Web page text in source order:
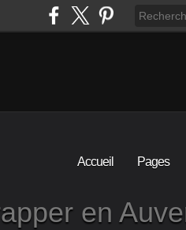
Accueil Pages
en